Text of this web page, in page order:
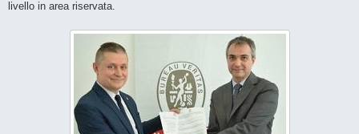
livello in area riservata.